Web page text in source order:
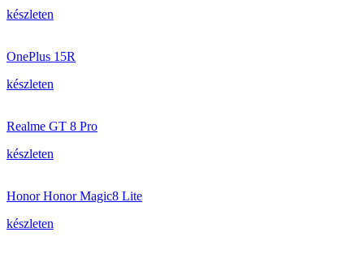
készleten
OnePlus 15R
készleten
Realme GT 8 Pro
készleten
Honor Honor Magic8 Lite
készleten